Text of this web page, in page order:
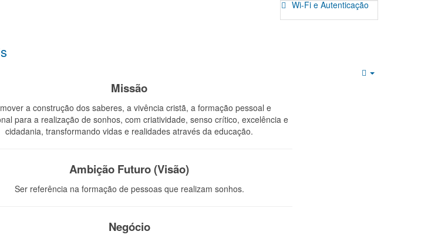
Wi-Fi e Autenticação
Missão
a construção dos saberes, a vivência cristã, a formação pessoal e
para a realização de sonhos, com criatividade, senso crítico, excelência e
cidadania, transformando vidas e realidades através da educação.
Ambição Futuro (Visão)
Ser referência na formação de pessoas que realizam sonhos.
Negócio